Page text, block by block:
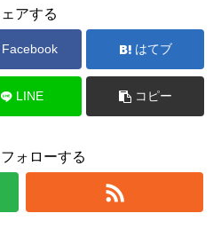
アする
Facebook はてブ
LINE コピー
ォローする